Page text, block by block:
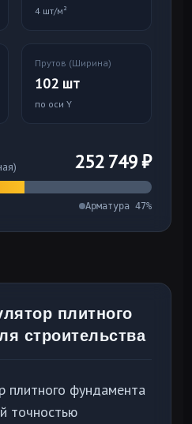
4 шт/м²
Прутов (Ширина)
102 шт
по оси Y
252 749₽
Арматура 47%
плитного
строительства
плитного фундамента
точностью